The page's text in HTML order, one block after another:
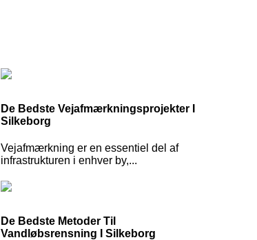
De Bedste Vejafmærkningsprojekter I
Silkeborg
Vejafmærkning er en essentiel del af
infrastrukturen i enhver by,...
De Bedste Metoder Til
Vandløbsrensning I Silkeborg